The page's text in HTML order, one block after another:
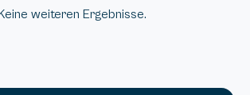
Keine weiteren Ergebnisse.